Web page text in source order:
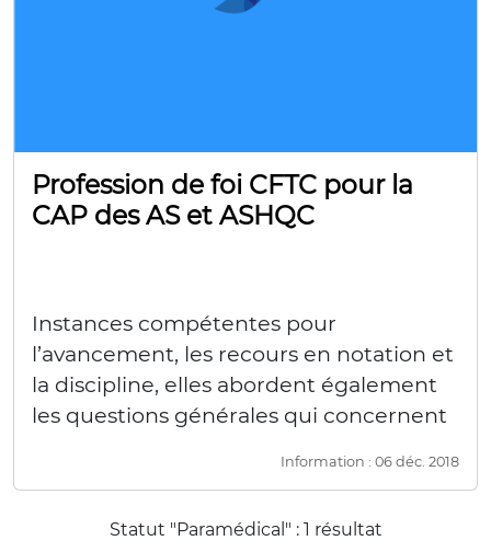
Profession de foi CFTC pour la
CAP des AS et ASHQC
Instances compétentes pour
l’avancement, les recours en notation et
la discipline, elles abordent également
les questions générales qui concernent
Information : 06 déc. 2018
Statut "Paramédical" : 1 résultat